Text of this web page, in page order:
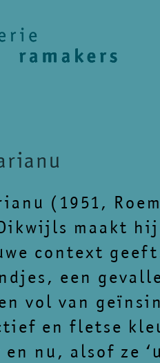
(1951,
maakt
context
een
vol van
en fletse
nu, alsof ze